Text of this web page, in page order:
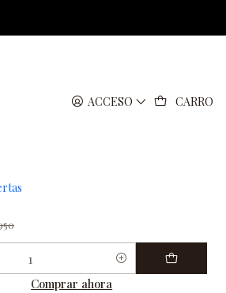
ACCESO CARRO
ACEITES ESENCIALES
Comprar ahora